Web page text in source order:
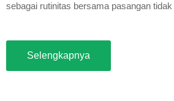
sebagai rutinitas bersama pasangan
Selengkapnya